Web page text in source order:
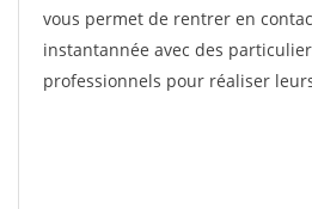
vous permet de rentrer en
instantannée avec des
professionnels pour réaliser